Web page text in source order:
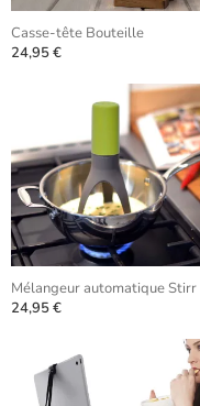
Casse-tête Bouteille
24,95 €
Mélangeur automatique Stirr
24,95 €